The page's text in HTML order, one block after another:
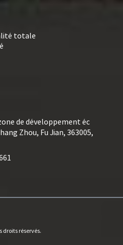
totale
de développement éc
Zhou, Fu Jian, 363005,
droits réservés.